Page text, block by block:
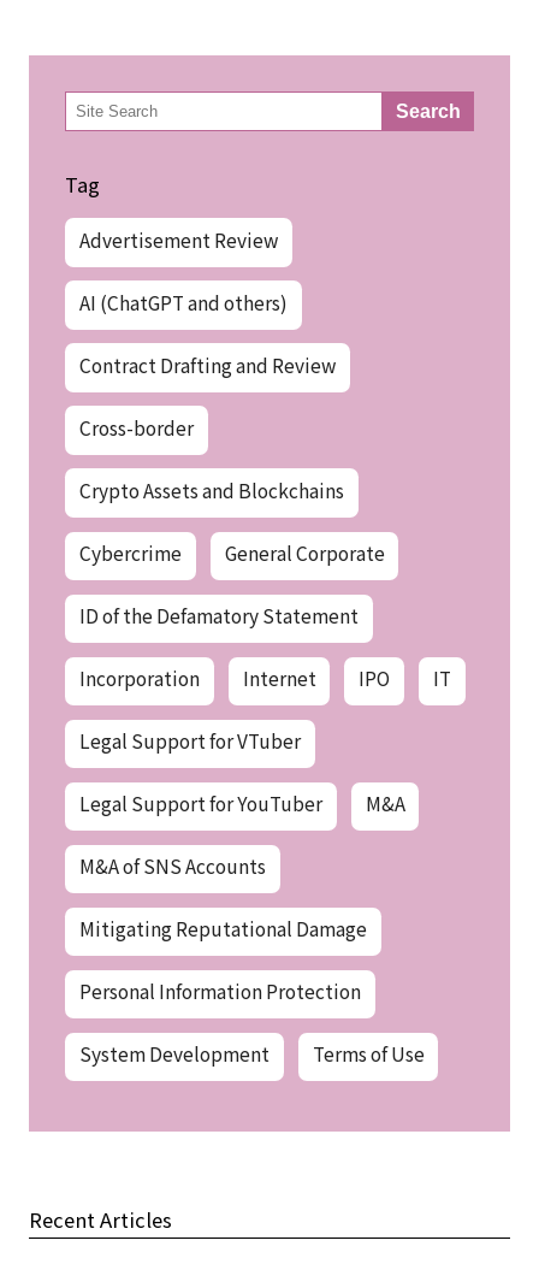
検
索 Search
Tag
Advertisement Review
AI (ChatGPT and others)
Contract Drafting and Review
Cross-border
Crypto Assets and Blockchains
Cybercrime General Corporate
ID of the Defamatory Statement
Incorporation Internet IPO IT
Legal Support for VTuber
Legal Support for YouTuber M&A
M&A of SNS Accounts
Mitigating Reputational Damage
Personal Information Protection
System Development Terms of Use
Recent Articles